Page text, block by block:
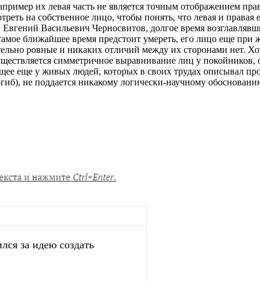
их левая часть не является точным отображением
на собственное лицо, чтобы понять, что левая и
Васильевич Черносвитов, долгое время
ближайшее время предстоит умереть, его лицо еще
ровные и никаких отличий между их сторонами нет.
симметричное выравнивание лиц у
еще у живых людей, которых в своих трудах описывал
не поддается никакому логически-научному
за идею создать